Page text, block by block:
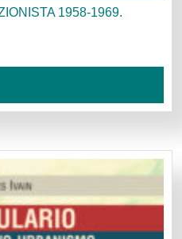
1958-1969.